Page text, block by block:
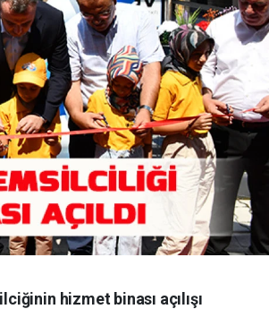
hizmet binası açılışı